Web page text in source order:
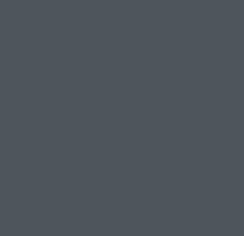
50€ gültig und nur einmal pro Kunde